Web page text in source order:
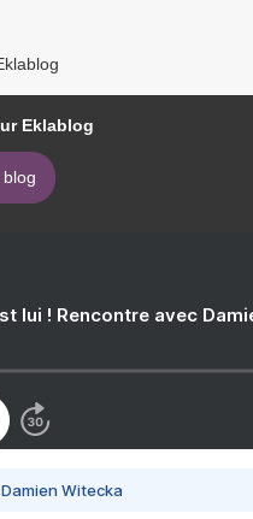
Eklablog
lui ! Rencontre avec
Witecka